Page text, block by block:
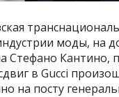
моды, на
Стефано Кантино,
в Gucci
на посту